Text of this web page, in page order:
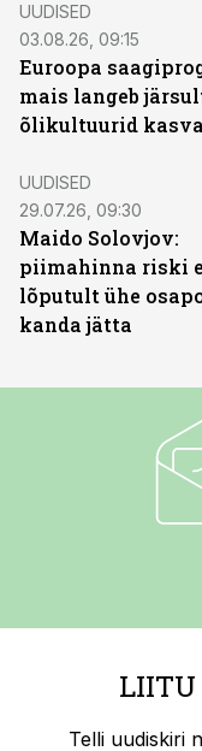
UUDISED
03.08.26, 09:15
Euroopa
mais langeb
õlikultuurid
UUDISED
29.07.26, 09:30
Maido Solovjov:
piimahinna riski
lõputult ühe
kanda jätta
LIITU
Telli uudiskiri